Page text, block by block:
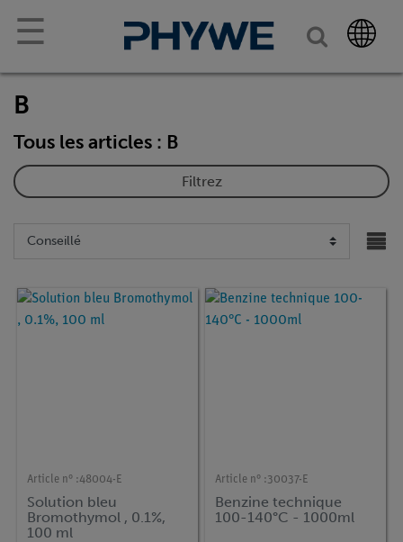
☰
B
Tous les articles : B
Filtrez
Article n° :48004-E
Solution bleu
Bromothymol , 0.1%,
100 ml
Article n° :30037-E
Benzine technique
100-140°C - 1000ml